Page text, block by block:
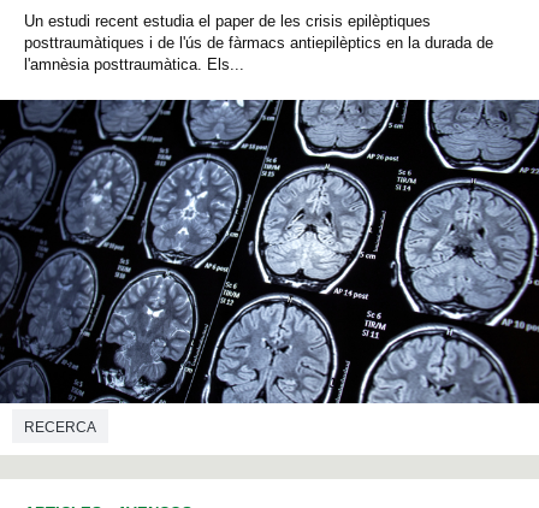
Un estudi recent estudia el paper de les crisis epilèptiques
posttraumàtiques i de l'ús de fàrmacs antiepilèptics en la durada de
l'amnèsia posttraumàtica. Els...
RECERCA